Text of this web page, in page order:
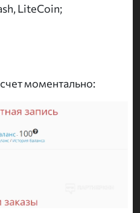
LiteCoin;
моментально: